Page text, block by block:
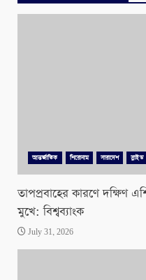
আন্তর্জাতিক শিরোনাম সারাদেশ স্লাইড
তাপপ্রবাহের কারণে দক্ষিণ
মুখে: বিশ্বব্যাংক
July 31, 2026